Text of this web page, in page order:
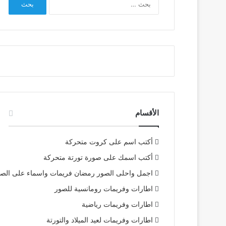
الأقسام
أكتب اسم على كروت متحركة
أكتب اسمك على صورة تورتة متحركة
اجمل واحلى الصور رمضان فريمات واسماء على
اطارات وفريمات رومانسية للصور
اطارات وفريمات رياضية
اطارات وفريمات لعيد الميلاد والتورتة